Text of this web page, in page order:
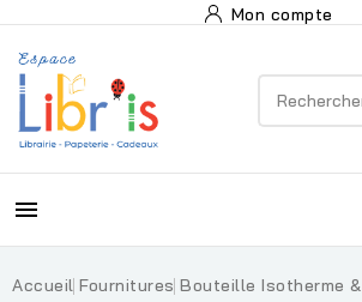
Mon compte

Accueil Fournitures Bouteille Isotherme